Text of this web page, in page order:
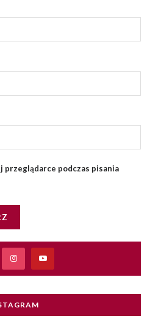
przeglądarce podczas pisania